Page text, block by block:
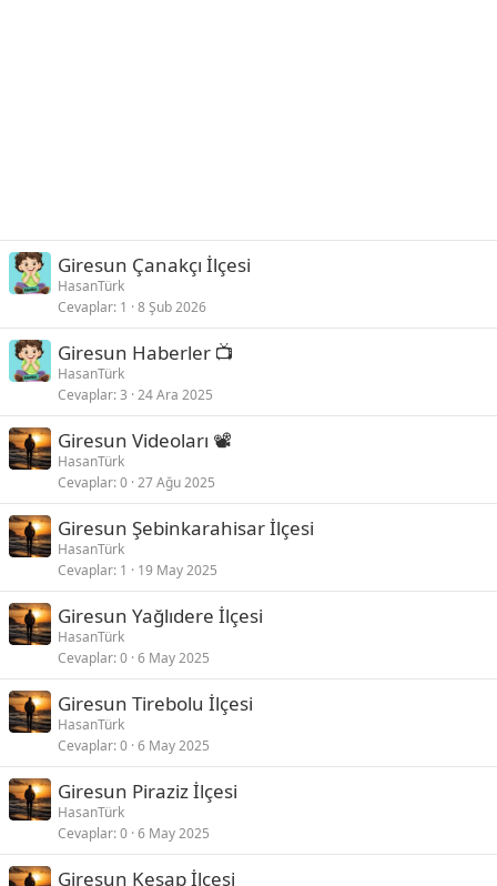
Giresun Çanakçı İlçesi
HasanTürk
Cevaplar 1 8 Şub 2026
Giresun Haberler 📺
HasanTürk
Cevaplar 3 24 Ara 2025
Giresun Videoları 📽
HasanTürk
Cevaplar 0 27 Ağu 2025
Giresun Şebinkarahisar İlçesi
HasanTürk
Cevaplar 1 19 May 2025
Giresun Yağlıdere İlçesi
HasanTürk
Cevaplar 0 6 May 2025
Giresun Tirebolu İlçesi
HasanTürk
Cevaplar 0 6 May 2025
Giresun Piraziz İlçesi
HasanTürk
Cevaplar 0 6 May 2025
Giresun Keşap İlçesi